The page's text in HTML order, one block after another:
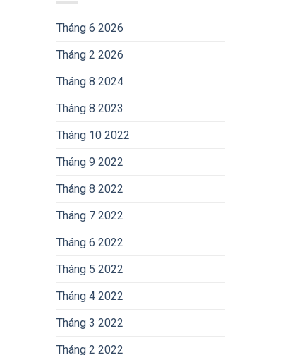
Tháng 6 2026
Tháng 2 2026
Tháng 8 2024
Tháng 8 2023
Tháng 10 2022
Tháng 9 2022
Tháng 8 2022
Tháng 7 2022
Tháng 6 2022
Tháng 5 2022
Tháng 4 2022
Tháng 3 2022
Tháng 2 2022